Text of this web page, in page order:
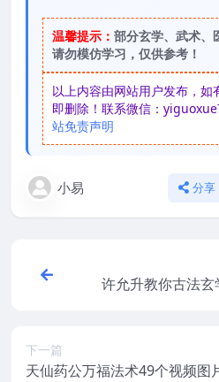
温馨提示： 部分玄学、武术、
请勿模仿学习，仅供参考！
以上内容由网站用户发布，如
即删除！联系微信：
站免责声明
小易 分享
许允升教你古法玄
下一篇
天仙药公万福法术49个视频图